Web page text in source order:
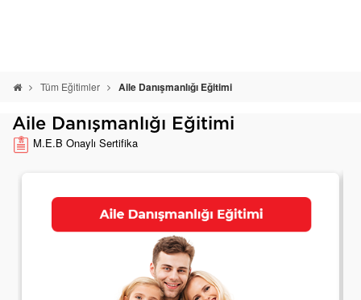
Tüm Eğitimler Aile Danışmanlığı Eğitimi
Aile Danışmanlığı Eğitimi
M.E.B Onaylı Sertifika